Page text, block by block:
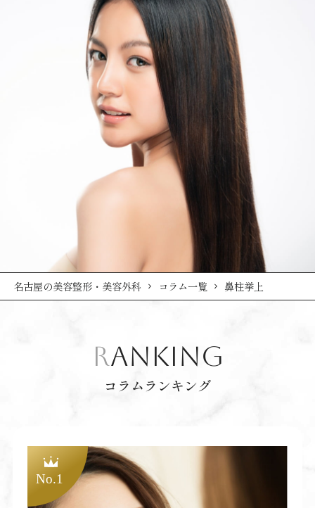
名古屋の美容整形・美容外科 コラム一覧 鼻柱挙上
RANKING
コラムランキング